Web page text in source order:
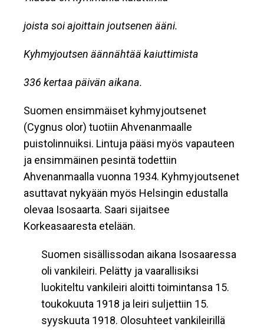
joista soi ajoittain joutsenen ääni.
Kyhmyjoutsen äännähtää kaiuttimista
336 kertaa päivän aikana.
Suomen ensimmäiset kyhmyjoutsenet
(Cygnus olor) tuotiin Ahvenanmaalle
puistolinnuiksi. Lintuja pääsi myös vapauteen
ja ensimmäinen pesintä todettiin
Ahvenanmaalla vuonna 1934. Kyhmyjoutsenet
asuttavat nykyään myös Helsingin edustalla
olevaa Isosaarta. Saari sijaitsee
Korkeasaaresta etelään.
Suomen sisällissodan aikana Isosaaressa
oli vankileiri. Pelätty ja vaarallisiksi
luokiteltu vankileiri aloitti toimintansa 15.
toukokuuta 1918 ja leiri suljettiin 15.
syyskuuta 1918. Olosuhteet vankileirillä